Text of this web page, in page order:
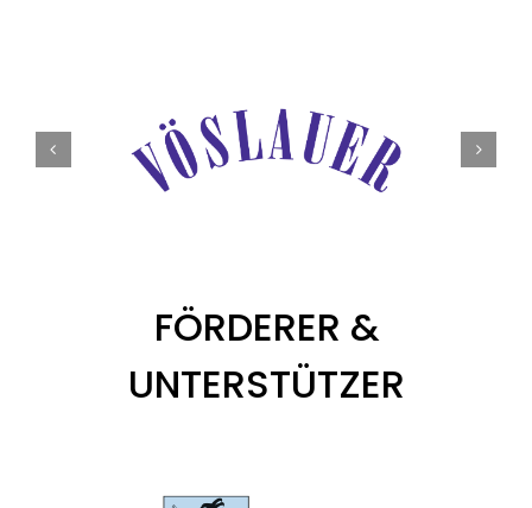
FÖRDERER &
UNTERSTÜTZER